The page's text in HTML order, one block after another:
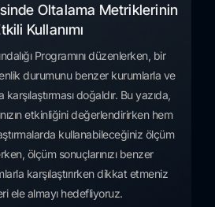
Oltalama Metriklerinin
Kullanımı
Programını düzenlerken, bir
durumunu benzer kurumlarla ve
doğaldır. Bu yazıda,
etkinliğini değerlendirirken hem
kullanabileceğiniz ölçüm
ölçüm sonuçlarınızı benzer
karşılaştırırken dikkat etmeniz
ele almayı hedefliyoruz.